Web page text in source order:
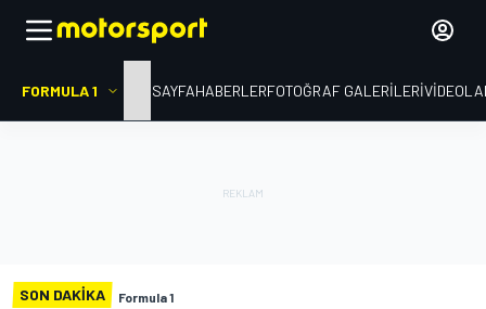
FORMULA 1 ANA SAYFAHABERLERFOTOĞRAF GALERILERI
SON DAKIKA Formula 1